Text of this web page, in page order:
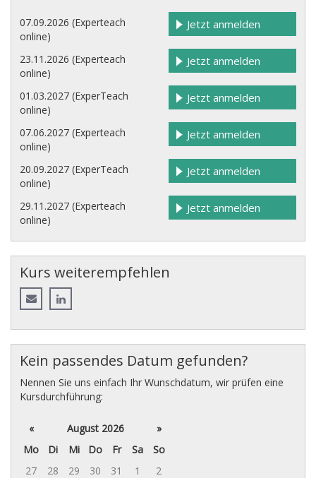
07.09.2026 (Experteach
online)
Jetzt anmelden
23.11.2026 (Experteach
online)
Jetzt anmelden
01.03.2027 (ExperTeach
online)
Jetzt anmelden
07.06.2027 (Experteach
online)
Jetzt anmelden
20.09.2027 (ExperTeach
online)
Jetzt anmelden
29.11.2027 (Experteach
online)
Jetzt anmelden
Kurs weiterempfehlen
Kein passendes Datum gefunden?
Nennen Sie uns einfach Ihr Wunschdatum, wir prüfen eine
Kursdurchführung:
« August 2026
»
Mo
Di Mi Do Fr Sa
So
27
28 29 30 31 1
2